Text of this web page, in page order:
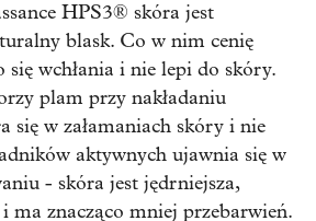
HPS3® skóra jest
blask. Co w nim cenię
się wchłania i nie lepi do skóry.
plam przy nakładaniu
się w załamaniach skóry i nie
aktywnych ujawnia się w
- skóra jest jędrniejsza,
ma znacząco mniej przebarwień.